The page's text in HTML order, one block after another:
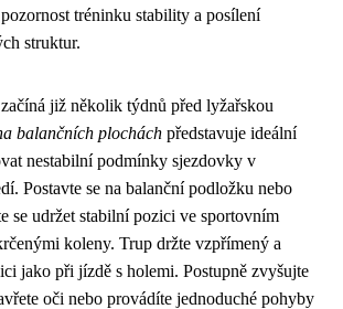
tréninku stability a posílení
struktur.
již několik týdnů před lyžařskou
balančních plochách představuje ideální
nestabilní podmínky sjezdovky v
Postavte se na balanční podložku nebo
se udržet stabilní pozici ve sportovním
koleny. Trup držte vzpřímený a
jako při jízdě s holemi. Postupně zvyšujte
oči nebo provádíte jednoduché pohyby